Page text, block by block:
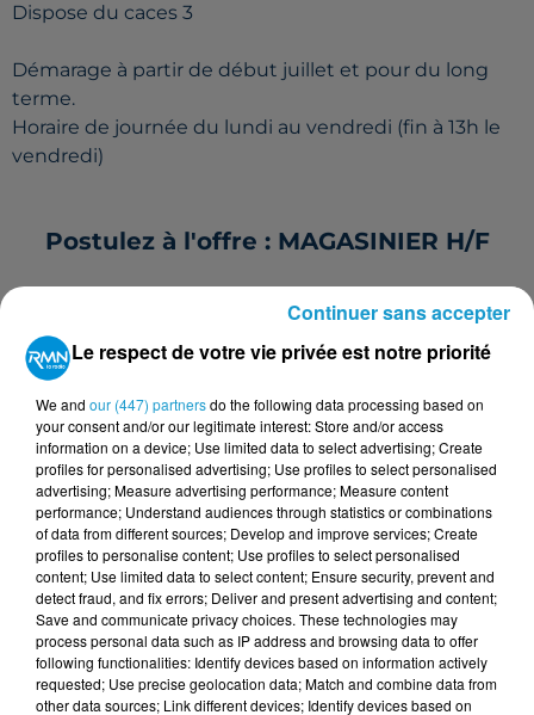
Dispose du caces 3
Démarage à partir de début juillet et pour du long
terme.
Horaire de journée du lundi au vendredi (fin à 13h le
vendredi)
Postulez à l'offre : MAGASINIER H/F
Votre nom*
Votre e-mail*
Votre n° de téléphone*
Le respect de votre vie privée est notre priorité
We and our (447) partnersdo the following data processing based on
your consent and/or our legitimate interest: Store and/or access
information on a device; Use limited data to select advertising; Create
profiles for personalised advertising; Use profiles to select personalised
advertising; Measure advertising performance; Measure content
performance; Understand audiences through statistics or combinations
of data from different sources; Develop and improve services; Create
profiles to personalise content; Use profiles to select personalised
content; Use limited data to select content; Ensure security, prevent and
detect fraud, and fix errors; Deliver and present advertising and content;
Save and communicate privacy choices. These technologies may
process personal data such as IP address and browsing data to offer
following functionalities: Identify devices based on information actively
requested; Use precise geolocation data; Match and combine data from
other data sources; Link different devices; Identify devices based on
Continuer sans accepter